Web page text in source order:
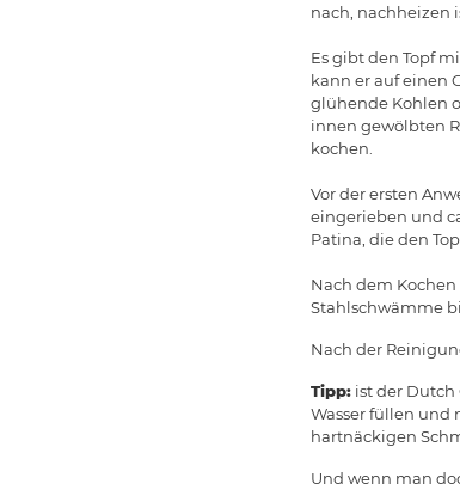
nach, nachheizen
Es gibt den Topf
kann er auf einen
glühende Kohlen
innen gewölbten
kochen.
Vor der ersten
eingerieben und
Patina, die den
Nach dem
Stahlschwämme
Nach der
Tipp:ist der Dutch
Wasser füllen und
hartnäckigen
Und wenn man